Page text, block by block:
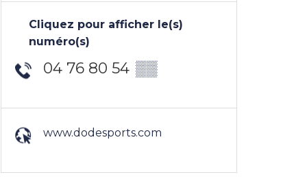
Cliquez pour afficher le(s)
numéro(s)
04 76 80 54 ▒▒
www.dodesports.com